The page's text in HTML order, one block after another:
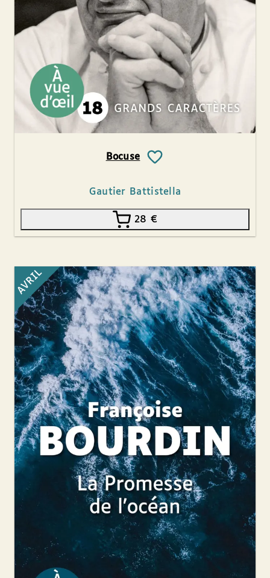
Bocuse
Gautier Battistella
28 €
AVRIL